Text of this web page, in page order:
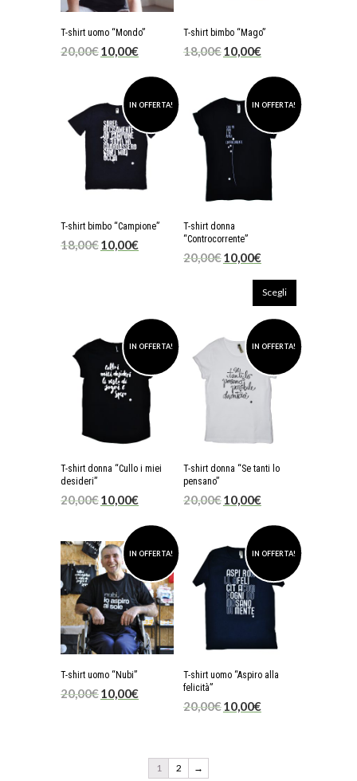
T-shirt uomo “Mondo”
20,00€10,00€
T-shirt bimbo “Mago”
18,00€10,00€
IN OFFERTA!
T-shirt bimbo “Campione”
18,00€10,00€
IN OFFERTA!
T-shirt donna
“Controcorrente”
20,00€10,00€
Scegli
IN OFFERTA!
T-shirt donna “Cullo i miei
desideri”
20,00€10,00€
IN OFFERTA!
T-shirt donna “Se tanti lo
pensano”
20,00€10,00€
IN OFFERTA!
T-shirt uomo “Nubi”
20,00€10,00€
IN OFFERTA!
T-shirt uomo “Aspiro alla
felicità”
20,00€10,00€
1 2 →